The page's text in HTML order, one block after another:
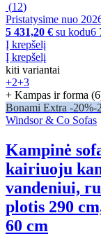
(12)
Pristatysime nuo
5 431,20 € su kodu6
Į krepšelį
Į krepšelį
kiti variantai
+2+3
+ Kampas ir forma
Bonami Extra -20%-
Windsor & Co Sofas
Kampinė
kairiuoju
vandeniui,
plotis 290
60 cm